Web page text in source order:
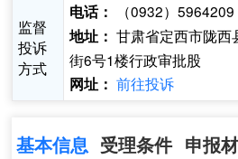
监督
投诉
方式
电话：
（0932）5964209
地址： 甘肃省定西市陇西
街6号1楼行政审批股
网址： 前往投诉
基本信息 受理条件 申报